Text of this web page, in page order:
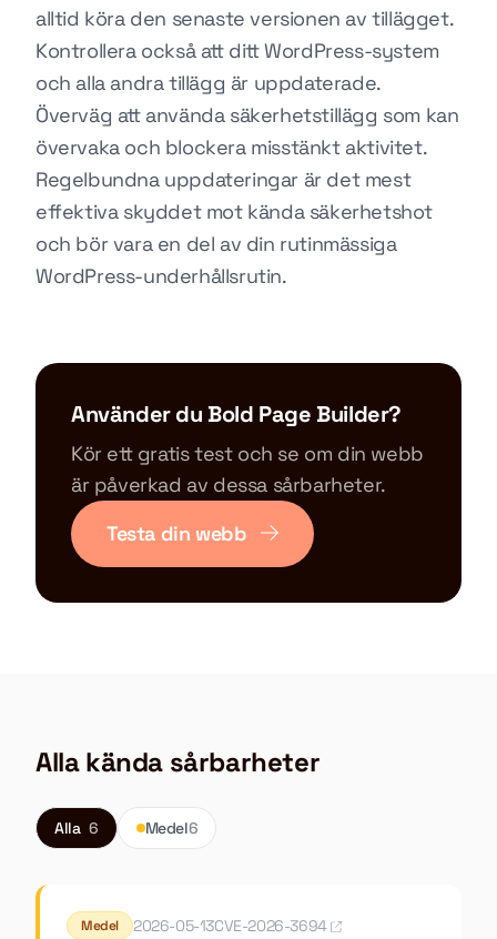
alltid köra den senaste versionen av tillägget.
Kontrollera också att ditt WordPress-system
och alla andra tillägg är uppdaterade.
Överväg att använda säkerhetstillägg som kan
övervaka och blockera misstänkt aktivitet.
Regelbundna uppdateringar är det mest
effektiva skyddet mot kända säkerhetshot
och bör vara en del av din rutinmässiga
WordPress-underhållsrutin.
Använder du Bold Page Builder?
Kör ett gratis test och se om din webb
är påverkad av dessa sårbarheter.
Testa din webb
Alla kända sårbarheter
Alla 6 Medel6
Medel 2026-05-13CVE-2026-3694